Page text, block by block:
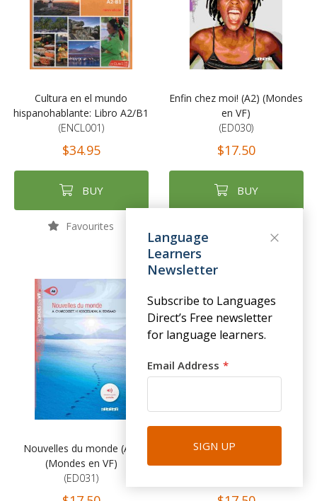
Cultura en el mundo
hispanohablante: Libro A2/B1
(ENCL001)
$34.95
BUY
Favourites
Enfin chez moi! (A2) (Mondes
en VF)
(ED030)
$17.50
BUY
Nouvelles du monde (A2)
(Mondes en VF)
(ED031)
Jus de chaussettes (A2)
(Mondes en VF)
Language
Learners
Newsletter
Subscribe to Languages
Direct’s Free newsletter
for language learners.
Email Address
SIGN UP